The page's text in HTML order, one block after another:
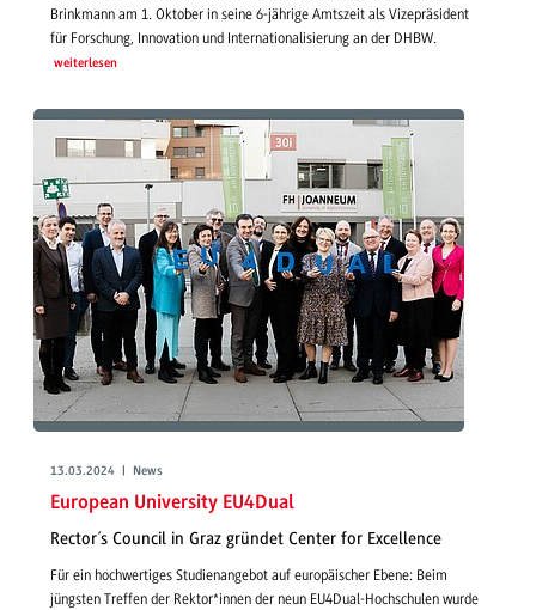
Brinkmann am 1. Oktober in seine 6-jährige Amtszeit als Vizepräsident
für Forschung, Innovation und Internationalisierung an der DHBW.
weiterlesen
13.03.2024 | News
European University EU4Dual
Rector´s Council in Graz gründet Center for Excellence
Für ein hochwertiges Studienangebot auf europäischer Ebene: Beim
jüngsten Treffen der Rektor*innen der neun EU4Dual-Hochschulen wurde